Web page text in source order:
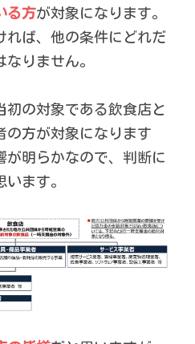
る方が対象になります。
れば、他の条件にどれだ
りません。
初の対象である飲食店と
の方が対象になります
が明らかなので、判断に
ます。